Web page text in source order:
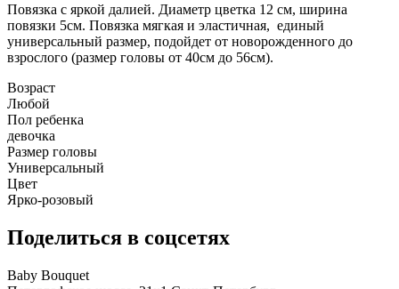
Повязка с яркой далией. Диаметр цветка 12 см, ширина
повязки 5см. Повязка мягкая и эластичная, единый
универсальный размер, подойдет от новорожденного до
взрослого (размер головы от 40см до 56см).
Возраст
Любой
Пол ребенка
девочка
Размер головы
Универсальный
Цвет
Ярко-розовый
Поделиться в соцсетях
Baby Bouquet